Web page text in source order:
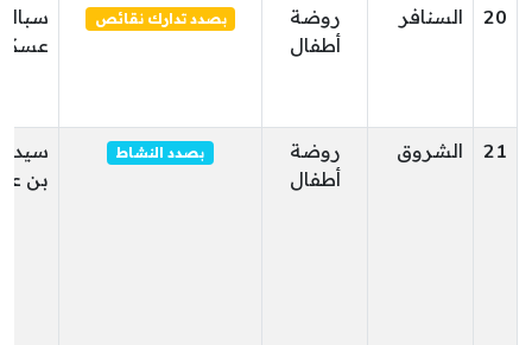
20 السنافر
روضة
أطفال
بصدد تدارك نقائص
سبالة
21 الشروق
روضة
أطفال
بصدد النشاط
بن